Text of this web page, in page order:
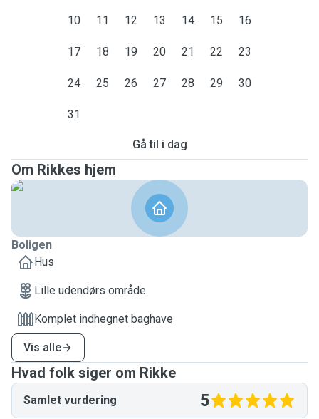
10 11 12 13 14 15 16
17 18 19 20 21 22 23
24 25 26 27 28 29 30
31
Gå til i dag
Om Rikkes hjem
Boligen
Hus
Lille udendørs område
Komplet indhegnet baghave
Vis alle
Hvad folk siger om Rikke
Samlet vurdering 5